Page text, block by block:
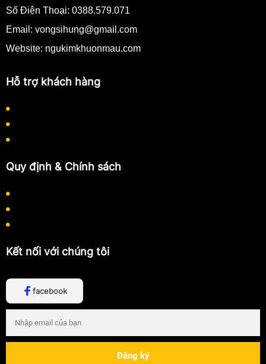
Nơi mua linh kiện khuôn nhựa chất lượng
cao tại Bình Dương
06/12/2024
Số Điện Thoại: 0388.579.071
Email: vongsihung@gmail.com
Website: ngukimkhuonmau.com
Hỗ trợ khách hàng
Quy định & Chính sách
Kết nối với chúng tôi
facebook